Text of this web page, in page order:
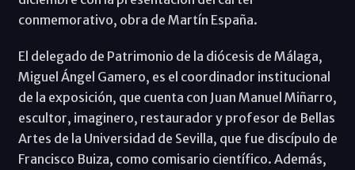
conmemorativo, obra de Martín España.
El delegado de Patrimonio de la diócesis de Málaga,
Miguel Ángel Gamero, es el coordinador institucional
de la exposición, que cuenta con Juan Manuel Miñarro,
escultor, imaginero, restaurador y profesor de Bellas
Artes de la Universidad de Sevilla, que fue discípulo de
Francisco Buiza, como comisario científico. Además,